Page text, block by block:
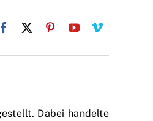
Dabei handelte